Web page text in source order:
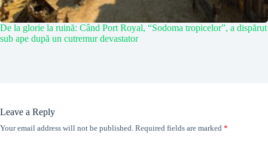
De la glorie la ruină: Când Port Royal, “Sodoma tropicelor”, a dispărut
sub ape după un cutremur devastator
Leave a Reply
Your email address will not be published. Required fields are marked *